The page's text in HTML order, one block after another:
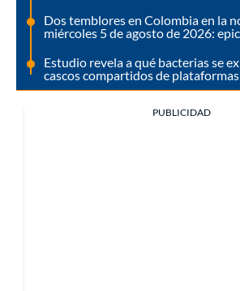
Dos temblores en Colombia en la
miércoles 5 de agosto de 2026:
Estudio revela a qué bacterias se
cascos compartidos de plataformas
PUBLICIDAD